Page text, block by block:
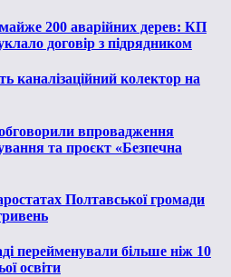
200 аварійних дерев: КП
договір з підрядником
каналізаційний колектор на
впровадження
та проєкт «Безпечна
Полтавської громади
перейменували більше ніж 10
освіти